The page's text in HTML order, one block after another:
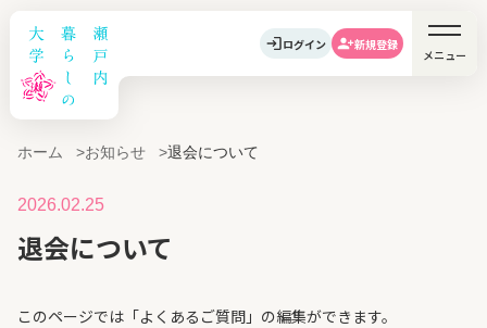
ログイン 新規登録
メニュー
ホーム お知らせ 退会について
2026.02.25
退会について
このページでは「よくあるご質問」の編集ができます。